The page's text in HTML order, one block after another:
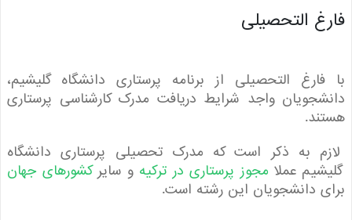
التحصیلی
التحصیلی از برنامه پرستاری دانشگاه گلیشیم،
واجد شرایط دریافت مدرک کارشناسی پرستاری
به ذکر است که مدرک تحصیلی پرستاری دانشگاه
عملامجوز پرستاری در ترکیه و سایرکشورهای جهان
دانشجویان این رشته است.